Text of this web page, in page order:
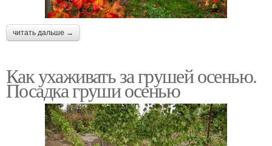
читать дальше →
Как ухаживать за грушей осенью.
Посадка груши осенью